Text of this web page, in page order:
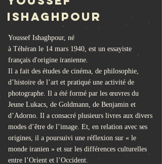
Ishaghpour
Youssef Ishaghpour, né
à Téhéran le 14 mars 1940, est un essayiste
français d'origine iranienne.
Il a fait des études de cinéma, de philosophie,
d’histoire de l’art et pratiqué une activité de
photographe. Il a été formé par les œuvres du
Jeune Lukacs, de Goldmann, de Benjamin et
d’Adorno. Il a consacré plusieurs livres aux divers
modes d’être de l’image. Et, en relation avec ses
origines, il a poursuivi une réflexion sur « le
monde iranien » et sur les différences culturelles
entre l’Orient et l’Occident.